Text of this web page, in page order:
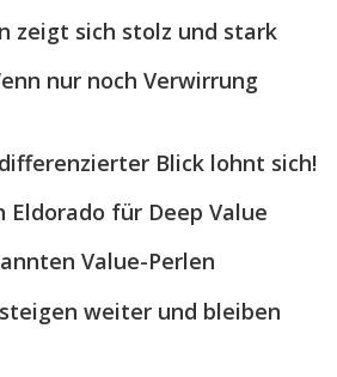
zeigt sich stolz und stark
nur noch Verwirrung
Blick lohnt sich!
Eldorado für Deep Value
Value-Perlen
weiter und bleiben